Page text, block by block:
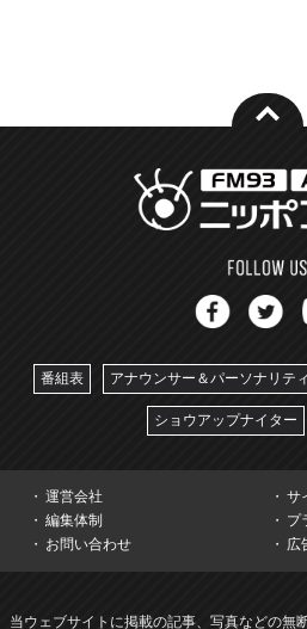
番組表 アナウンサー＆パーソナリテ
ショウアップナイター
運営会社
サ
編集体制
プ
お問い合わせ
広
当ウェブサイトに掲載の記事、写真などの無